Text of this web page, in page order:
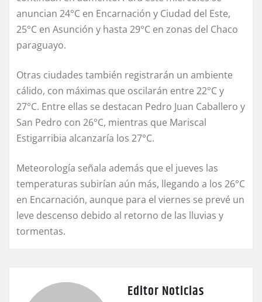
anuncian 24°C en Encarnación y Ciudad del Este,
25°C en Asunción y hasta 29°C en zonas del Chaco
paraguayo.
Otras ciudades también registrarán un ambiente
cálido, con máximas que oscilarán entre 22°C y
27°C. Entre ellas se destacan Pedro Juan Caballero y
San Pedro con 26°C, mientras que Mariscal
Estigarribia alcanzaría los 27°C.
Meteorología señala además que el jueves las
temperaturas subirían aún más, llegando a los 26°C
en Encarnación, aunque para el viernes se prevé un
leve descenso debido al retorno de las lluvias y
tormentas.
Editor Noticias